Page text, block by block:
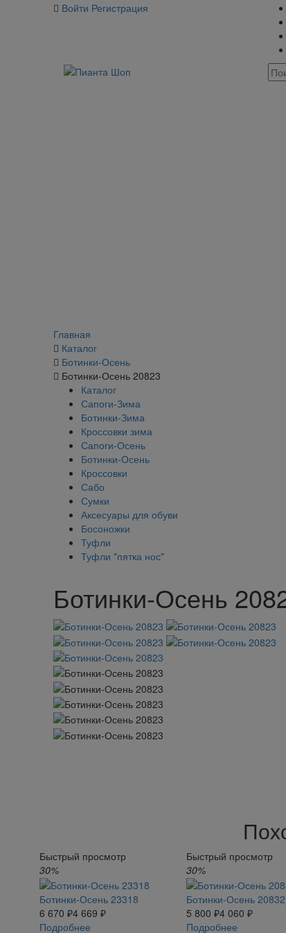
Войти Регистрация
Главная
Каталог
Ботинки-Осень
Ботинки-Осень 20823
Каталог
Сапоги-Зима
Ботинки-Зима
Кроссовки зима
Сапоги-Осень
Ботинки-Осень
Кроссовки
Сабо
Сумки
Аксесуары для обуви
Босоножки
Туфли
Туфли "пятка нос"
Ботинки-Осень
Быстрый просмотр
30%
Ботинки-Осень 23318
6 670 ₽4 669 ₽
Подробнее
Быстрый просмотр
30%
Ботинки-Осень 20832
5 800 ₽4 060 ₽
Подробнее